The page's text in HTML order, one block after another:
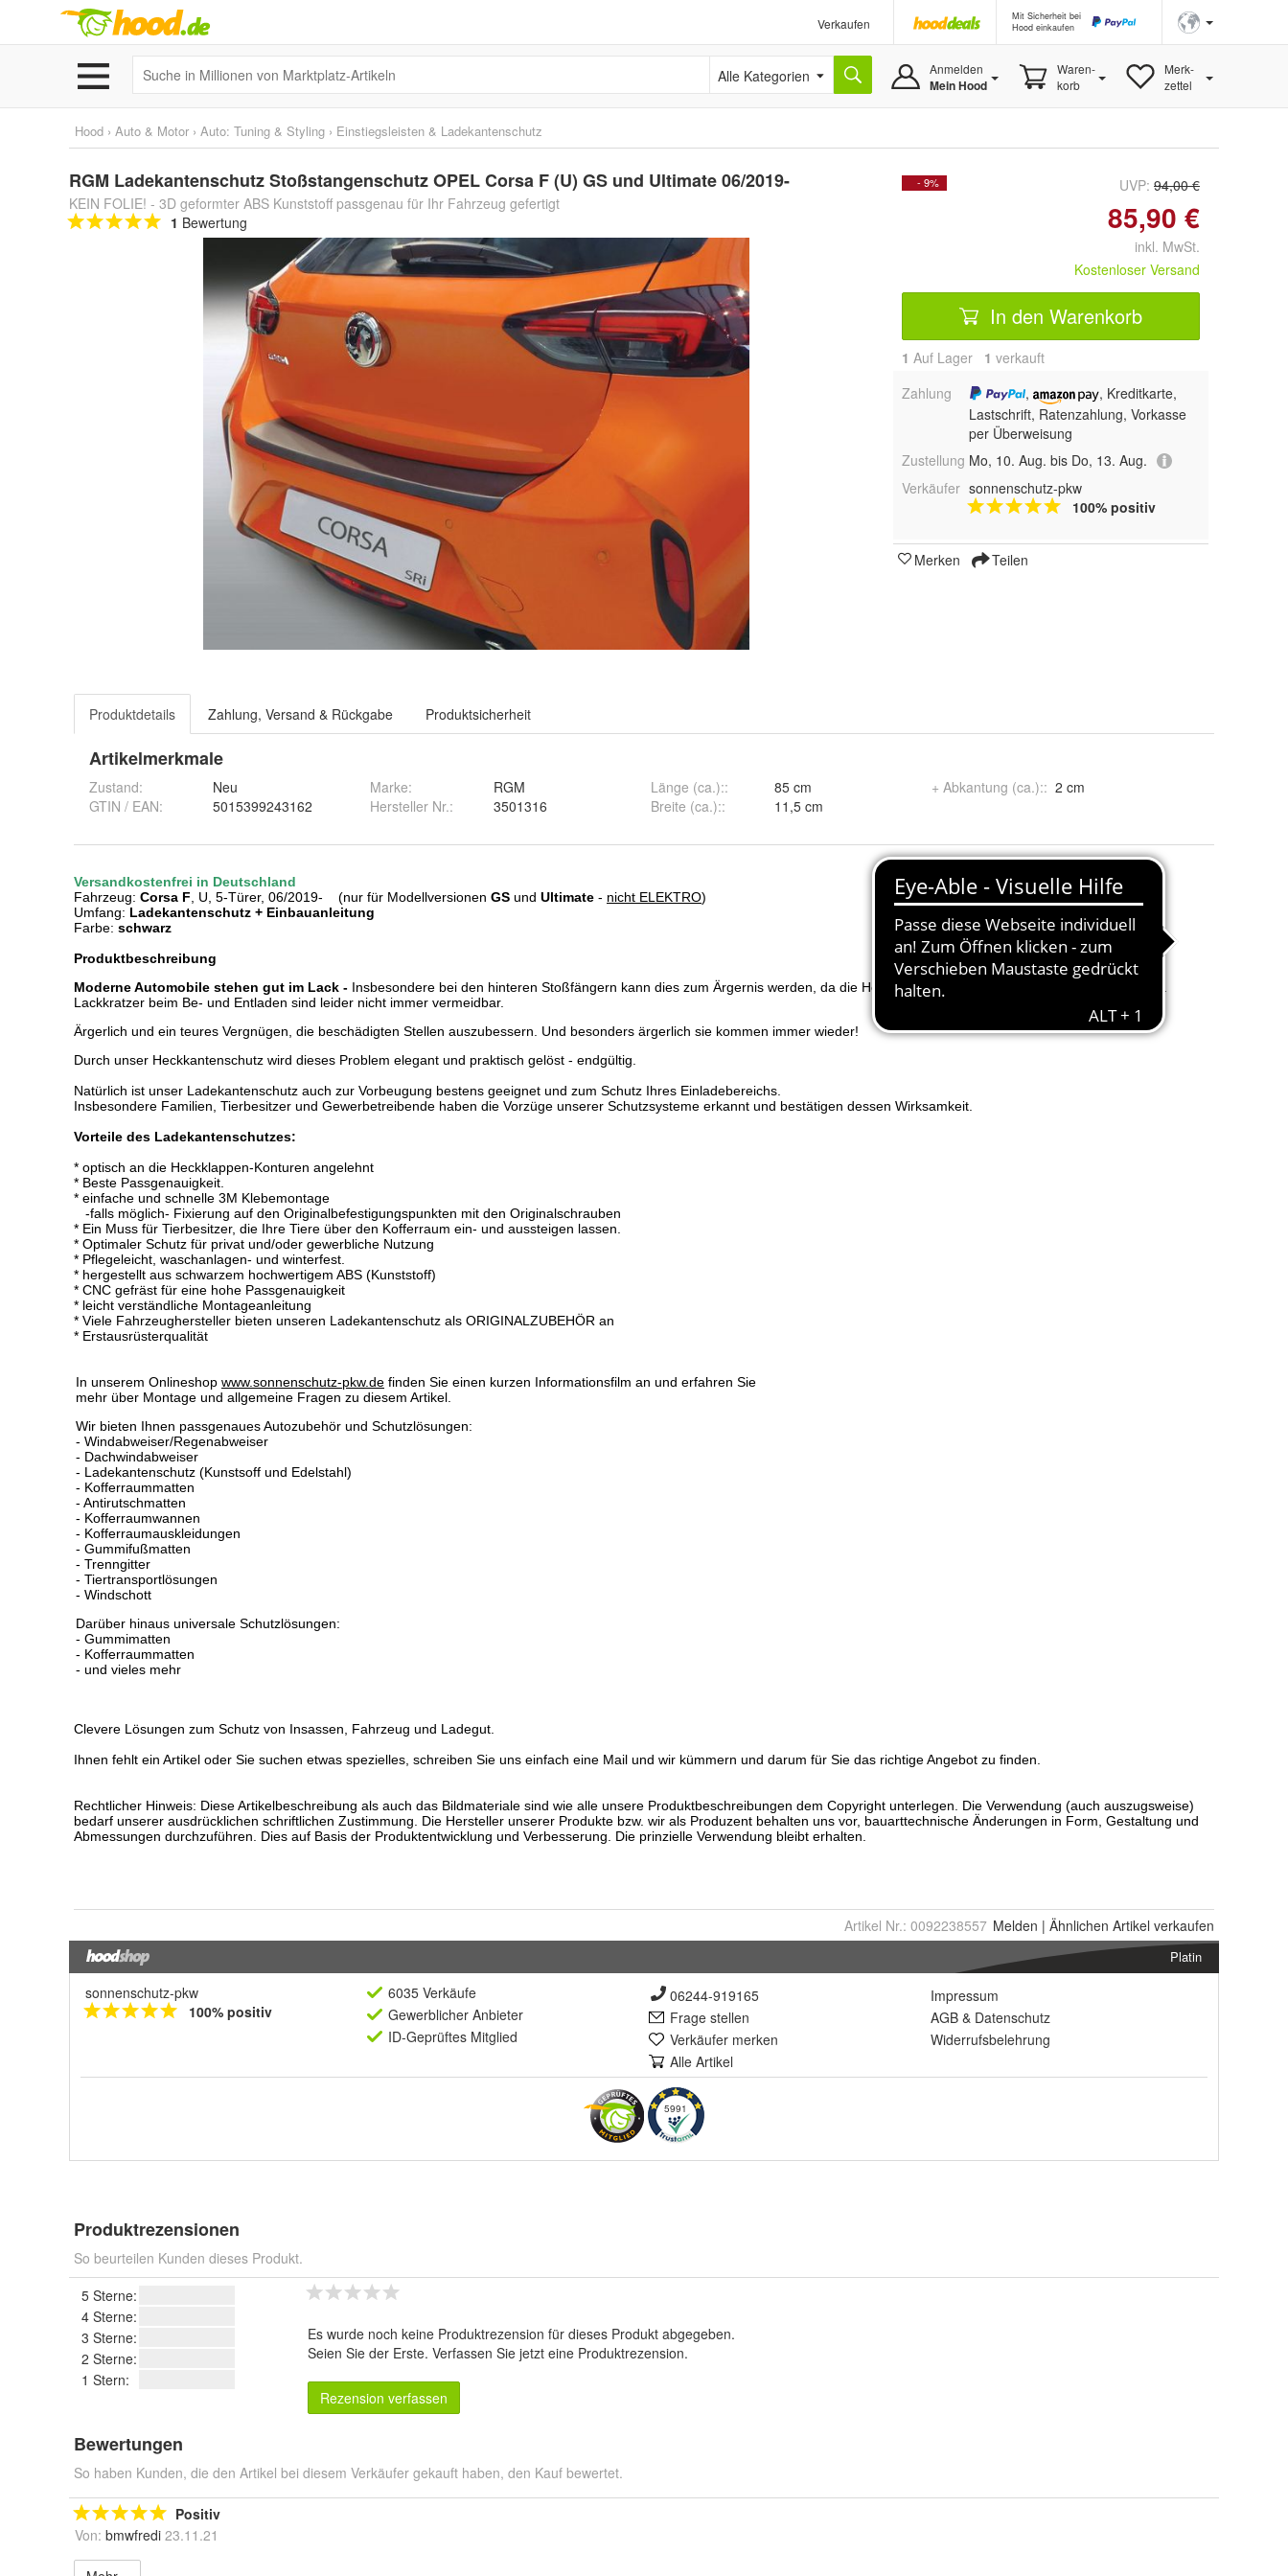
Verkaufen
Mit Sicherheit bei
Hood einkaufen
Alle Kategorien Anmelden
Mein Hood
Waren-
korb
Merk-
zettel
Hood › Auto & Motor › Auto: Tuning & Styling › Einstiegsleisten & Ladekantenschutz
RGM Ladekantenschutz Stoßstangenschutz OPEL Corsa F (U) GS und Ultimate 06/2019-
KEIN FOLIE! - 3D geformter ABS Kunststoff passgenau für Ihr Fahrzeug gefertigt
1 Bewertung
- 9% UVP: 94,00 €
85,90 €
inkl. MwSt.
Kostenloser Versand
In den Warenkorb
1 Auf Lager 1 verkauft
Zahlung
,
, Kreditkarte,
Lastschrift, Ratenzahlung, Vorkasse
per Überweisung
Zustellung Mo, 10. Aug. bis Do, 13. Aug.
Verkäufer sonnenschutz-pkw
100% positiv
Merken Teilen
Produktdetails Zahlung, Versand & Rückgabe Produktsicherheit
Artikelmerkmale
Zustand:
Neu
GTIN / EAN:
5015399243162
Marke:
RGM
Hersteller Nr.:
3501316
Länge (ca.)::
85 cm
Breite (ca.):: 11,5 cm
+ Abkantung (ca.):: 2 cm
Artikel Nr.: 0092238557 Melden | Ähnlichen Artikel verkaufen
Platin
sonnenschutz-pkw
100% positiv
6035 Verkäufe
Gewerblicher Anbieter
ID-Geprüftes Mitglied
06244-919165
Frage stellen
Verkäufer merken
Alle Artikel
Impressum
AGB & Datenschutz
Widerrufsbelehrung
5991
Produktrezensionen
So beurteilen Kunden dieses Produkt.
5 Sterne:
4 Sterne:
3 Sterne:
2 Sterne:
1 Stern:
Es wurde noch keine Produktrezension für dieses Produkt abgegeben.
Seien Sie der Erste. Verfassen Sie jetzt eine Produktrezension.
Rezension verfassen
Bewertungen
So haben Kunden, die den Artikel bei diesem Verkäufer gekauft haben, den Kauf bewertet.
Positiv
Von: bmwfredi 23.11.21